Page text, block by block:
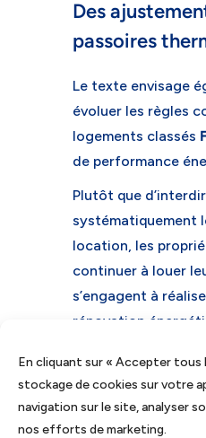
En cliquant sur « Accepter tous
stockage de cookies sur votre
navigation sur le site, analyser
nos efforts de marketing.
Des
passoires
Le texte envisage
évoluer les règles
logements classés
de performance
Plutôt que
systématiquement
location, les
continuer à louer
s’engagent à
rénovation
Ces travaux
dans un délai de3
individuelle et de5
d’un logement